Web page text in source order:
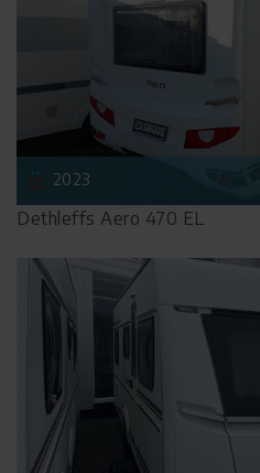
2023
Dethleffs Aero 470 EL